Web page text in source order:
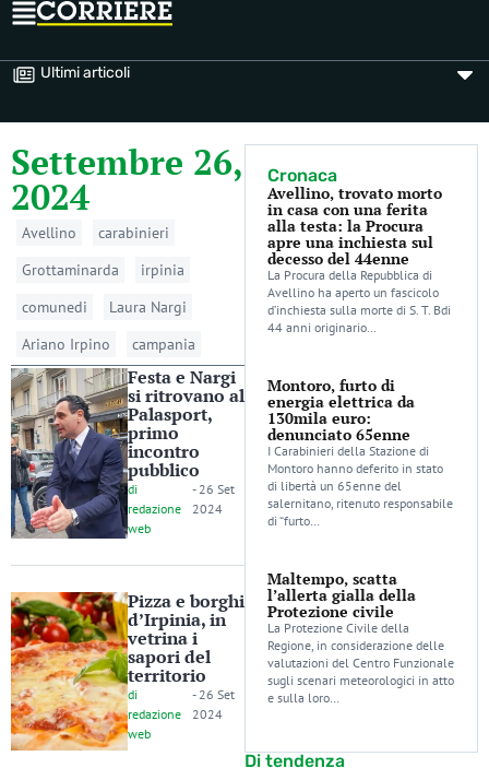
Ultimi articoli
Settembre 26,
2024
Avellino
carabinieri
Grottaminarda
irpinia
comunedi
Laura Nargi
Ariano Irpino
campania
Festa e Nargi
si ritrovano al
Palasport,
primo
incontro
pubblico
di
redazione
web
- 26 Set
2024
Pizza e borghi
d’Irpinia, in
vetrina i
sapori del
territorio
di
redazione
web
- 26 Set
2024
Cronaca
Avellino, trovato morto
in casa con una ferita
alla testa: la Procura
apre una inchiesta sul
decesso del 44enne
La Procura della Repubblica di
Avellino ha aperto un fascicolo
d’inchiesta sulla morte di S. T. Bdi
44 anni originario…
Montoro, furto di
energia elettrica da
130mila euro:
denunciato 65enne
I Carabinieri della Stazione di
Montoro hanno deferito in stato
di libertà un 65enne del
salernitano, ritenuto responsabile
di “furto…
Maltempo, scatta
l’allerta gialla della
Protezione civile
La Protezione Civile della
Regione, in considerazione delle
valutazioni del Centro Funzionale
sugli scenari meteorologici in atto
e sulla loro…
Di tendenza